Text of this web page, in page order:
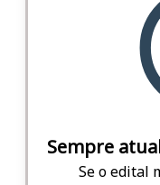
Sempre
Se o edital